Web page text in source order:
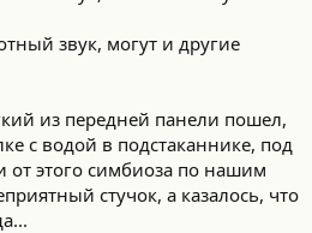
звук, могут и другие
из передней панели пошел,
с водой в подстаканнике, под
от этого симбиоза по нашим
стучок, а казалось, что